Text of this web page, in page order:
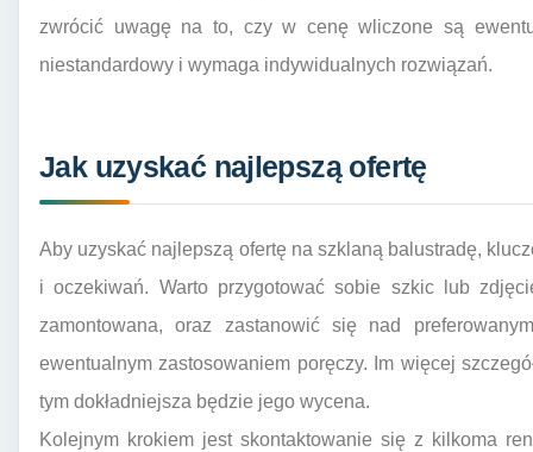
zwrócić uwagę na to, czy w cenę wliczone są
niestandardowy i wymaga indywidualnych rozwiązań.
Jak uzyskać najlepszą ofertę
Aby uzyskać najlepszą ofertę na szklaną balustradę,
i oczekiwań. Warto przygotować sobie szkic lub
zamontowana, oraz zastanowić się nad
ewentualnym zastosowaniem poręczy. Im więcej
tym dokładniejsza będzie jego wycena.
Kolejnym krokiem jest skontaktowanie się z kilkoma